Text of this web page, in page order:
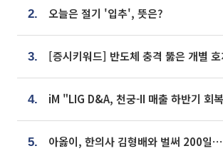
2. 오늘은 절기 '입추', 뜻은?
3.
4.
5.